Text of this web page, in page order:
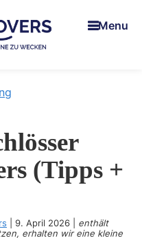
Menu
(Tipps +
9. April 2026
enthält
erhalten wir eine kleine